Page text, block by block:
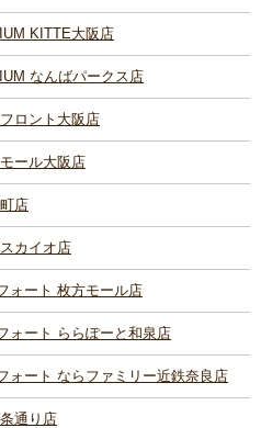
KITTE大阪店
なんばパークス店
ロント大阪店
ール大阪店
店
カイオ店
ォート 枚方モール店
ォート ららぽーと和泉店
ォート ならファミリー近鉄奈良店
通り店